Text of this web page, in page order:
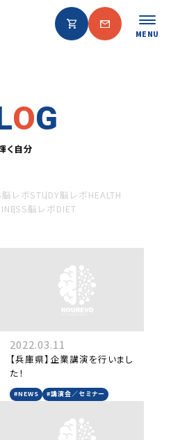
MENU
OG
く自分
脳レボSTUDY脳レボHEALTH
脳レボDIET
2022.03.11
【兵庫県】企業講演を行いまし
た！
#NEWS #講演会／セミナー